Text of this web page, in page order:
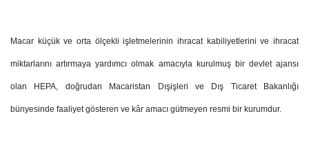
Macar küçük ve orta ölçekli işletmelerinin ihracat kabiliyetlerini ve ihracat
miktarlarını artırmaya yardımcı olmak amacıyla kurulmuş bir devlet ajansı
olan HEPA, doğrudan Macaristan Dışişleri ve Dış Ticaret Bakanlığı
bünyesinde faaliyet gösteren ve kâr amacı gütmeyen resmi bir kurumdur.